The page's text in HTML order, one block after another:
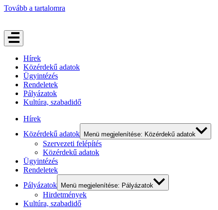
Tovább a tartalomra
Hírek
Közérdekű adatok
Ügyintézés
Rendeletek
Pályázatok
Kultúra, szabadidő
Hírek
Közérdekű adatok
Menü megjelenítése: Közérdekű adatok
Szervezeti felépítés
Közérdekű adatok
Ügyintézés
Rendeletek
Pályázatok
Menü megjelenítése: Pályázatok
Hirdetmények
Kultúra, szabadidő